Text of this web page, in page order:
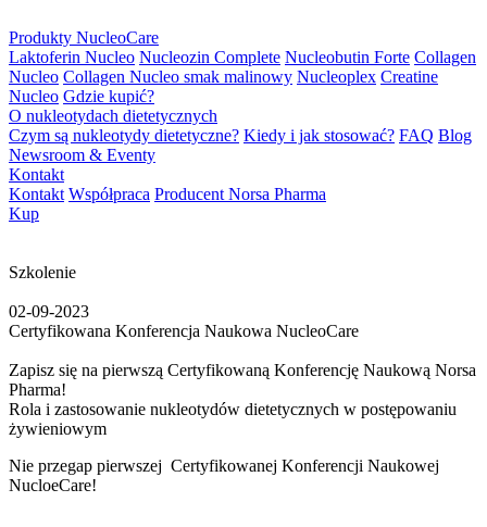
Produkty NucleoCare
Laktoferin Nucleo Nucleozin Complete Nucleobutin Forte Collagen
Nucleo Collagen Nucleo smak malinowy Nucleoplex Creatine
Nucleo Gdzie kupić?
O nukleotydach dietetycznych
Czym są nukleotydy dietetyczne? Kiedy i jak stosować? FAQ Blog
Newsroom & Eventy
Kontakt
Kontakt Współpraca Producent Norsa Pharma
Kup
Szkolenie
02-09-2023
Certyfikowana Konferencja Naukowa NucleoCare
Zapisz się na pierwszą Certyfikowaną Konferencję Naukową Norsa
Pharma!
Rola i zastosowanie nukleotydów dietetycznych w postępowaniu
żywieniowym
Nie przegap pierwszej Certyfikowanej Konferencji Naukowej
NucloeCare!